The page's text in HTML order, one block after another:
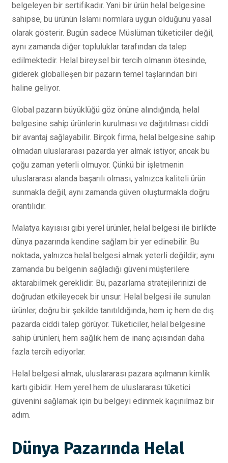
belgeleyen bir sertifikadır. Yani bir ürün helal belgesine
sahipse, bu ürünün İslami normlara uygun olduğunu yasal
olarak gösterir. Bugün sadece Müslüman tüketiciler değil,
aynı zamanda diğer topluluklar tarafından da talep
edilmektedir. Helal bireysel bir tercih olmanın ötesinde,
giderek globalleşen bir pazarın temel taşlarından biri
haline geliyor.
Global pazarın büyüklüğü göz önüne alındığında, helal
belgesine sahip ürünlerin kurulması ve dağıtılması ciddi
bir avantaj sağlayabilir. Birçok firma, helal belgesine sahip
olmadan uluslararası pazarda yer almak istiyor, ancak bu
çoğu zaman yeterli olmuyor. Çünkü bir işletmenin
uluslararası alanda başarılı olması, yalnızca kaliteli ürün
sunmakla değil, aynı zamanda güven oluşturmakla doğru
orantılıdır.
Malatya kayısısı gibi yerel ürünler, helal belgesi ile birlikte
dünya pazarında kendine sağlam bir yer edinebilir. Bu
noktada, yalnızca helal belgesi almak yeterli değildir; aynı
zamanda bu belgenin sağladığı güveni müşterilere
aktarabilmek gereklidir. Bu, pazarlama stratejilerinizi de
doğrudan etkileyecek bir unsur. Helal belgesi ile sunulan
ürünler, doğru bir şekilde tanıtıldığında, hem iç hem de dış
pazarda ciddi talep görüyor. Tüketiciler, helal belgesine
sahip ürünleri, hem sağlık hem de inanç açısından daha
fazla tercih ediyorlar.
Helal belgesi almak, uluslararası pazara açılmanın kimlik
kartı gibidir. Hem yerel hem de uluslararası tüketici
güvenini sağlamak için bu belgeyi edinmek kaçınılmaz bir
adım.
Dünya Pazarında Helal